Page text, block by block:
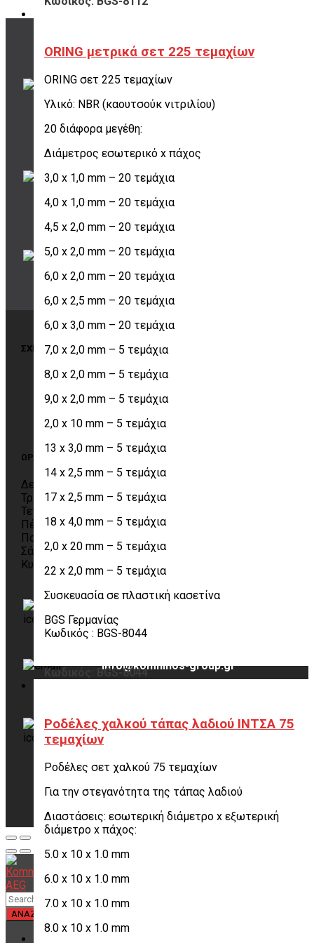
ORING μετρικά σετ 225 τεμαχίων
ORING σετ 225 τεμαχίων
Υλικό: NBR (καουτσούκ νιτριλίου)
20 διάφορα μεγέθη:
Διάμετρος εσωτερικό x πάχος
3,0 x 1,0 mm – 20 τεμάχια
4,0 x 1,0 mm – 20 τεμάχια
4,5 x 2,0 mm – 20 τεμάχια
5,0 x 2,0 mm – 20 τεμάχια
6,0 x 2,0 mm – 20 τεμάχια
6,0 x 2,5 mm – 20 τεμάχια
6,0 x 3,0 mm – 20 τεμάχια
7,0 x 2,0 mm – 5 τεμάχια
8,0 x 2,0 mm – 5 τεμάχια
9,0 x 2,0 mm – 5 τεμάχια
2,0 x 10 mm – 5 τεμάχια
13 x 3,0 mm – 5 τεμάχια
14 x 2,5 mm – 5 τεμάχια
17 x 2,5 mm – 5 τεμάχια
18 x 4,0 mm – 5 τεμάχια
2,0 x 20 mm – 5 τεμάχια
22 x 2,0 mm – 5 τεμάχια
Συσκευασία σε πλαστική κασετίνα
BGS Γερμανίας
Κωδικός : BGS-8044
Κωδικός: BGS-8044
Ροδέλες χαλκού τάπας λαδιού ΙΝΤΣΑ 75
τεμαχίων
Ροδέλες σετ χαλκού 75 τεμαχίων
Για την στεγανότητα της τάπας λαδιού
Διαστάσεις: εσωτερική διάμετρο x εξωτερική
διάμετρο x πάχος:
5.0 x 10 x 1.0 mm
6.0 x 10 x 1.0 mm
7.0 x 10 x 1.0 mm
8.0 x 10 x 1.0 mm
ΤΡΟΠΟΙ ΠΛΗΡΩΜΗΣ
όλες οι επιλογές
για να διαλέξεις
ποια σου ταιριάζει
ΠΟΥ ΕΙΜΑΣΤΕ
Σουρή 20,
Περιστέρι, 12131
20 ΧΡΟΝΙΑ ΕΜΠΕΙΡΙΑ
Εμπιστέψου μας!
ΣΧΕΤΙΚΑ ΜΕ ΤΗΝ ΠΑΡΑΓΓΕΛΙΑ
Τρόποι αποστολής
Πολιτική επιστροφών
Παραλαβή από το κατάστημα
Όροι χρήσης
ΩΡΑΡΙΟ
Δευτέρα 09:00 – 19:00
Τρίτη 09:00 – 19:00
Τετάρτη 09:00 – 19:00
Πέμπτη 09:00 – 19:00
Παρασκευή 09:00 – 19:00
Σάββατο 10:00 – 14:00
Κυριακή Κλειστά
(@KomninosIgnatios)
info@komninos-group.gr
Επικοινωνήστε μαζί μας